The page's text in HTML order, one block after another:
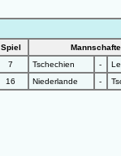
Spiel
7
Tschechien -
16
Niederlande -